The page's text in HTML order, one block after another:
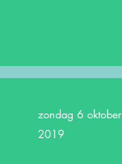
zondag 6 oktober
2019